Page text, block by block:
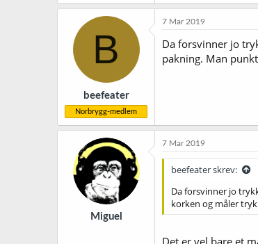
B
beefeater
Norbrygg-medlem
7 Mar 2019
Da forsvinner jo
pakning. Man
Miguel
7 Mar 2019
beefeater skrev:
Da forsvinner jo
korken og måler
Det er vel bare et